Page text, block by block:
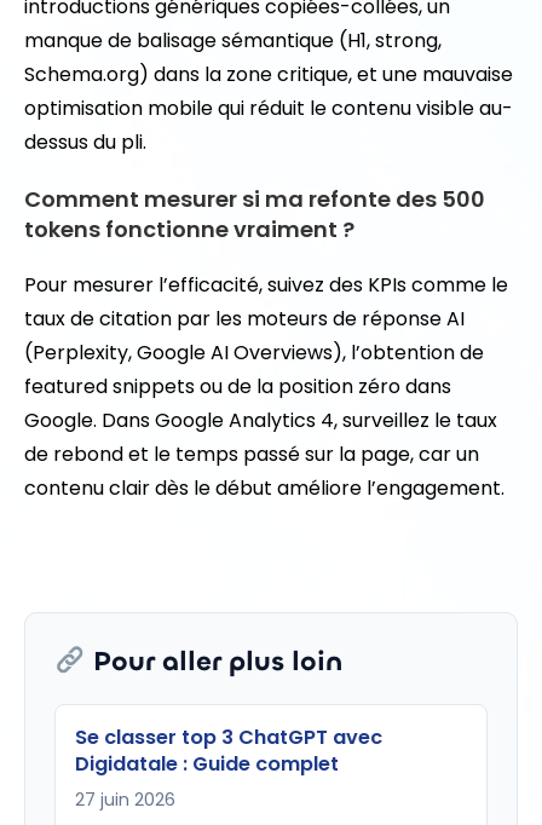
introductions génériques copiées-collées, un
manque de balisage sémantique (H1, strong,
Schema.org) dans la zone critique, et une mauvaise
optimisation mobile qui réduit le contenu visible au-
dessus du pli.
Comment mesurer si ma refonte des 500
tokens fonctionne vraiment ?
Pour mesurer l’efficacité, suivez des KPIs comme le
taux de citation par les moteurs de réponse AI
(Perplexity, Google AI Overviews), l’obtention de
featured snippets ou de la position zéro dans
Google. Dans Google Analytics 4, surveillez le taux
de rebond et le temps passé sur la page, car un
contenu clair dès le début améliore l’engagement.
Pour aller plus loin
Se classer top 3 ChatGPT avec
Digidatale : Guide complet
27 juin 2026